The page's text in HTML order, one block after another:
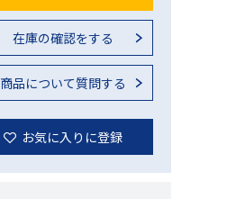
在庫の確認をする
商品について質問する
お気に入りに登録